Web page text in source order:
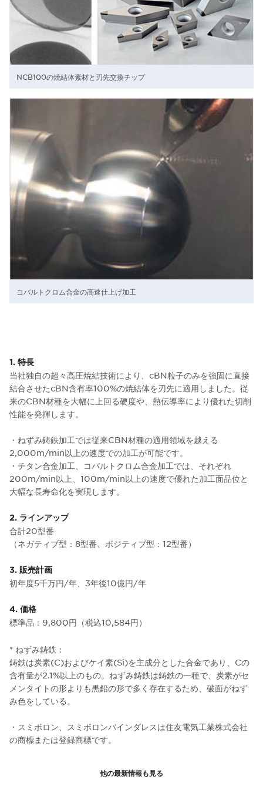
NCB100の焼結体素材と刃先交換チップ
コバルトクロム合金の高速仕上げ加工
1. 特長
当社独自の超々高圧焼結技術により、cBN粒子のみを強固に直接
結合させたcBN含有率100%の焼結体を刃先に適用しました。従
来のCBN材種を大幅に上回る硬度や、熱伝導率により優れた切削
性能を発揮します。
・ねずみ鋳鉄加工では従来CBN材種の適用領域を越える
2,000m/min以上の速度での加工が可能です。
・チタン合金加工、コバルトクロム合金加工では、それぞれ
200m/min以上、100m/min以上の速度で優れた加工面品位と
大幅な長寿命化を実現します。
2. ラインアップ
合計20型番
（ネガティブ型：8型番、ポジティブ型：12型番）
3. 販売計画
初年度5千万円/年、3年後10億円/年
4. 価格
標準品：9,800円（税込10,584円）
* ねずみ鋳鉄：
鋳鉄は炭素(C)およびケイ素(Si)を主成分とした合金であり、Cの
含有量が2.1%以上のもの。ねずみ鋳鉄は鋳鉄の一種で、炭素がセ
メンタイトの形よりも黒鉛の形で多く存在するため、破面がねず
み色をしている。
・スミボロン、スミボロンバインダレスは住友電気工業株式会社
の商標または登録商標です。
他の最新情報も見る